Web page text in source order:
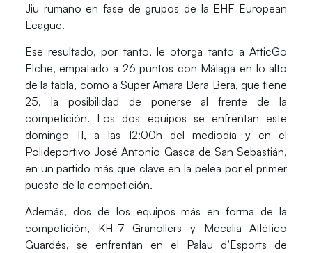
Jiu rumano en fase de grupos de la EHF European
League.
Ese resultado, por tanto, le otorga tanto a AtticGo
Elche, empatado a 26puntos con Málaga en lo alto
de la tabla, como a Super Amara Bera Bera, que tiene
25, la posibilidad de ponerse al frente de la
competición. Los dos equipos se enfrentan este
domingo 11, a las 12:00h del mediodía y en el
Polideportivo José Antonio Gasca de San Sebastián,
en un partido más que clave en la pelea por el primer
puesto de la competición.
Además, dos de los equipos más en forma de la
competición, KH-7 Granollers y Mecalia Atlético
Guardés, se enfrentan en el Palau d’Esports de